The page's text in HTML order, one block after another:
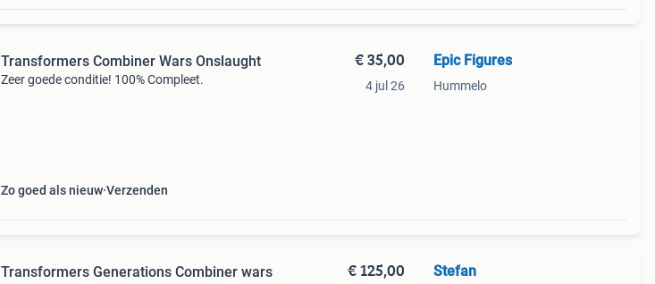
Transformers Combiner Wars Onslaught
Zeer goede conditie! 100% Compleet.
Zo goed als nieuw Verzenden
€ 35,00
4 jul 26
Epic Figures
Hummelo
Transformers Generations Combiner wars
€ 125,00 Stefan